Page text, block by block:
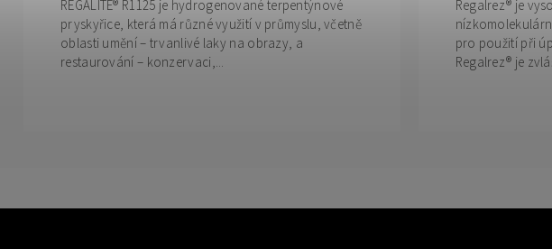
REGALITE® R1125 je hydrogenované terpentýnové
pryskyřice, která má různé využití v průmyslu, včetně
oblasti umění – trvanlivé laky na obrazy, a
restaurování – konzervaci,...
Regalrez® je
pro použití při
Regalrez® je